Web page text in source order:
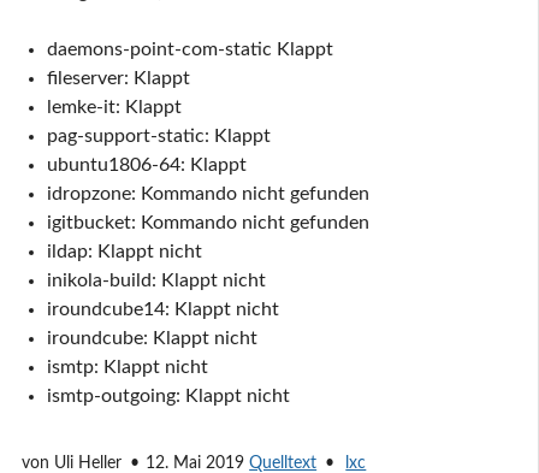
daemons-point-com-static Klappt
fileserver: Klappt
lemke-it: Klappt
pag-support-static: Klappt
ubuntu1806-64: Klappt
idropzone: Kommando nicht gefunden
igitbucket: Kommando nicht gefunden
ildap: Klappt nicht
inikola-build: Klappt nicht
iroundcube14: Klappt nicht
iroundcube: Klappt nicht
ismtp: Klappt nicht
ismtp-outgoing: Klappt nicht
von Uli Heller 12. Mai 2019 Quelltext lxc